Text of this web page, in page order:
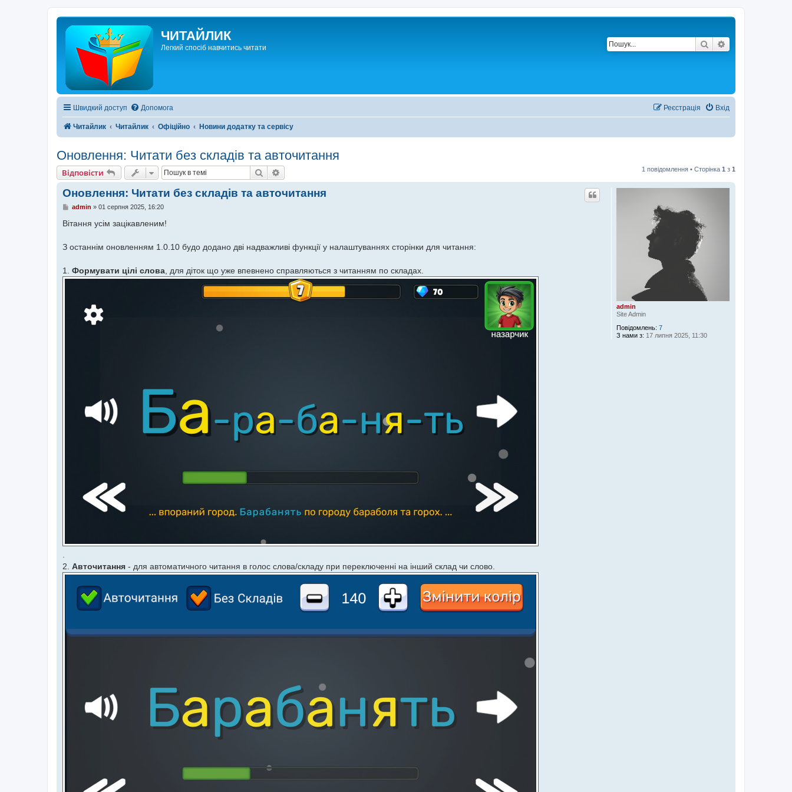
ЧИТАЙЛИК
Легкий спосіб навчитись читати Пошук
Швидкий доступ Допомога Вхід
Реєстрація
Читайлик Читайлик Офіційно Новини додатку та сервісу
Оновлення: Читати без складів та авточитання
Відповісти Пошук 1 повідомлення • Сторінка 1 з 1
admin
Site Admin
Повідомлень: 7
З нами з: 17 липня 2025, 11:30
Оновлення: Читати без складів та авточитання
П
в
о
м
е
н
admin » 01 серпня 2025, 16:20
Вітання усім зацікавленим!
З останнім оновленням 1.0.10 будо додано дві надважливі функції у налаштуваннях сторінки для читання:
1. Формувати цілі слова , для діток що уже впевнено справляються з читанням по складах.
2. Авточитання - для автоматичного читання в голос слова/складу при переключенні на інший склад чи слово.